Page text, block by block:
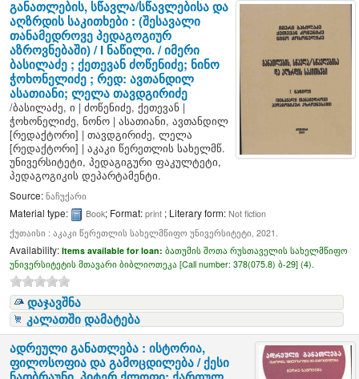
განათლების, სწავლა/სწავლებისა და
აღზრდის საკითხები : (შესავალი
თანამედროვე პედაგოგიურ
აზროვნებაში) / I ნაწილი. /იმერი
ბასილაძე ; ქეთევან ძოწენიძე; ნინო
ჭოხონელიძე ; რედ: ავთანდილ
ასათიანი; ლელა თავდგირიძე
/ბასილაძე, ი |ძოწენიძე, ქეთევან |
ჭოხონელიძე, ნონო |ასათიანი, ავთანდილ
[რედაქტორი] |თავდგირიძე, ლელა
[რედაქტორი] |აკაკი წერეთლის სახელმწ.
უნივერსიტეტი, პედაგიგური ფაკულტეტი,
პედაგოგიკის დეპარტამენტი.
Source:ნაჩუქარი
Material type: Book; Format:print ; Literary form:Not fiction
ქუთაისი : აკაკი წერეთლის სახელმწიფო უნივერსიტეტი, 2021.
Availability:Items available for loan:ბათუმის შოთა რუსთაველის სახელმწიფო
უნივერსიტეტის მთავარი ბიბლიოთეკა [Call number:378(075.8) ბ-29] (4).
დაჯავშნა
კალათში დამატება
ადრეული განათლება : ისტორია,
ფილოსოფია და გამოცდილება /ქესი